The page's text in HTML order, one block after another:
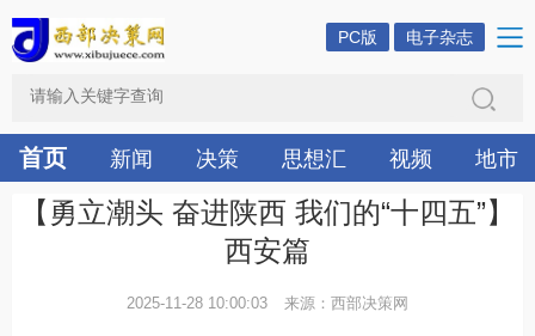
PC版 电子杂志
首页 新闻 决策 思想汇 视频 地市
【勇立潮头 奋进陕西 我们的“十四五”】
西安篇
2025-11-28 10:00:03 来源：西部决策网